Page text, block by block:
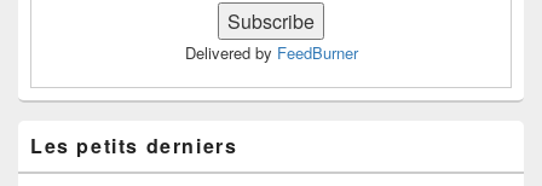
Delivered by FeedBurner
Les petits derniers